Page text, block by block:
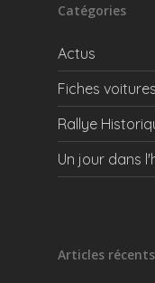
Catégories
Actus
Fiches voitures
Rallye
Un jour dans
Articles récents